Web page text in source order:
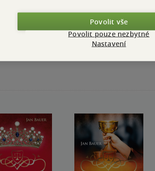
Přidat hodnocení
Povolit vše
Povolit pouze nezbytné
Nastavení